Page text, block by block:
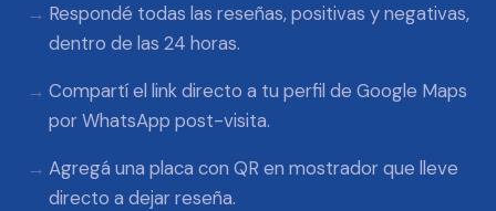
Respondé todas las reseñas, positivas y negativas,
dentro de las 24 horas.
Compartí el link directo a tu perfil de Google Maps
por WhatsApp post-visita.
Agregá una placa con QR en mostrador que lleve
directo a dejar reseña.